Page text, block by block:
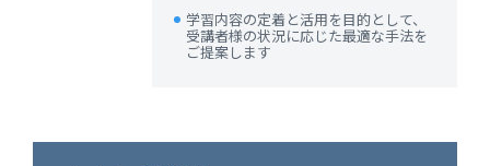
学習内容の定着と活用を目的として、
受講者様の状況に応じた最適な手法を
ご提案します